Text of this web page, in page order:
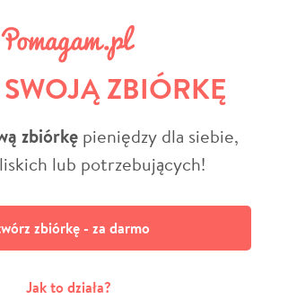
ZBIÓRKĘ
zbiórkępieniędzy dla siebie,
lub potrzebujących!
zbiórkę - za darmo
Jak to działa?